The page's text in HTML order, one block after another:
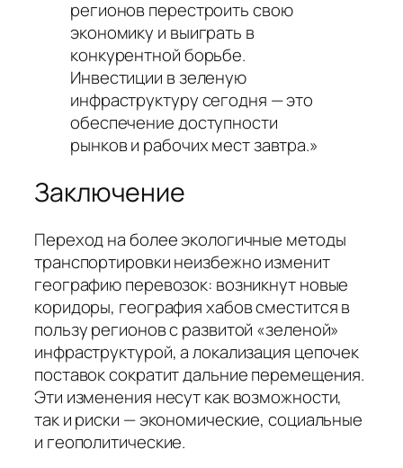
регионов перестроить свою
экономику и выиграть в
конкурентной борьбе.
Инвестиции в зеленую
инфраструктуру сегодня — это
обеспечение доступности
рынков и рабочих мест завтра.»
Заключение
Переход на более экологичные методы
транспортировки неизбежно изменит
географию перевозок: возникнут новые
коридоры, география хабов сместится в
пользу регионов с развитой «зеленой»
инфраструктурой, а локализация цепочек
поставок сократит дальние перемещения.
Эти изменения несут как возможности,
так и риски — экономические, социальные
и геополитические.